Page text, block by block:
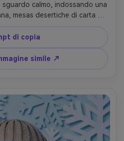
calmo, indossando una
mesas desertiche di carta a
dietro di lui, gradiente caldo
cartone impilate, luce calda a
lunghe ombre di carta, cornice
robusta ma fatta a mano,
di campo bassa-AR 4:5
di copia
simile ↗